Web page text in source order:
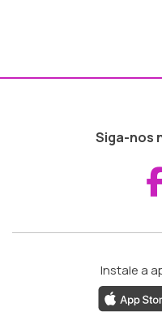
Siga-nos
Instale a